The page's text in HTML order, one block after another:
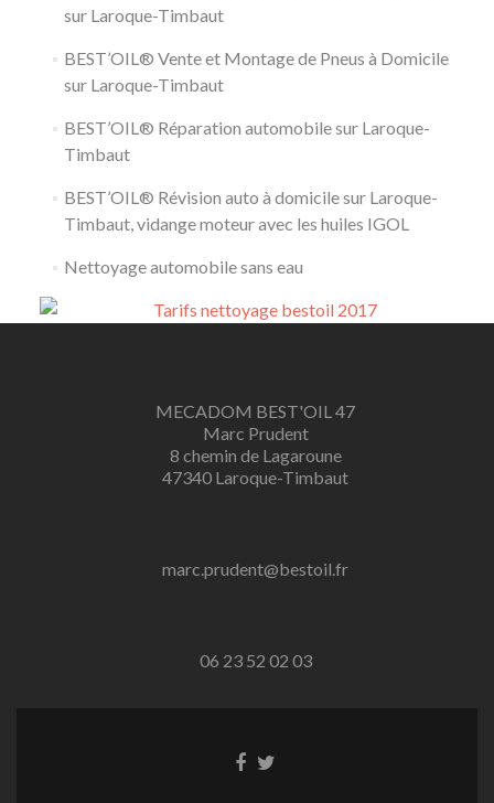
sur Laroque-Timbaut
BEST’OIL® Vente et Montage de Pneus à Domicile
sur Laroque-Timbaut
BEST’OIL® Réparation automobile sur Laroque-
Timbaut
BEST’OIL® Révision auto à domicile sur Laroque-
Timbaut, vidange moteur avec les huiles IGOL
Nettoyage automobile sans eau
MECADOM BEST'OIL 47
Marc Prudent
8 chemin de Lagaroune
47340 Laroque-Timbaut
marc.prudent@bestoil.fr
06 23 52 02 03